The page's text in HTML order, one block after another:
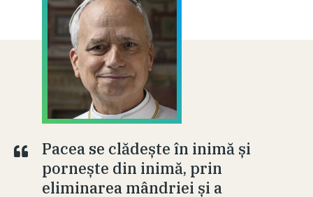
Pacea se clădește în inimă și
pornește din inimă, prin
eliminarea mândriei și a